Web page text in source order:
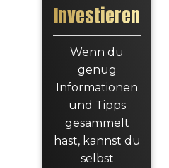
Investieren
Wenn du
genug
Informationen
und Tipps
gesammelt
hast, kannst du
selbst